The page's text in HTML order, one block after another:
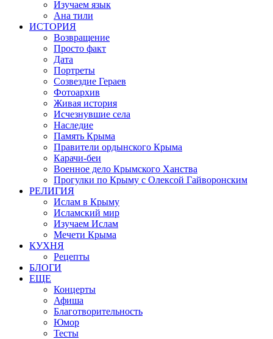
Изучаем язык
Ана тили
ИСТОРИЯ
Возвращение
Просто факт
Дата
Портреты
Созвездие Гераев
Фотоархив
Живая история
Исчезнувшие села
Наследие
Память Крыма
Правители ордынского Крыма
Карачи-беи
Военное дело Крымского Ханства
Прогулки по Крыму с Олексой Гайворонским
РЕЛИГИЯ
Ислам в Крыму
Исламский мир
Изучаем Ислам
Мечети Крыма
КУХНЯ
Рецепты
БЛОГИ
ЕЩЕ
Концерты
Афиша
Благотворительность
Юмор
Тесты